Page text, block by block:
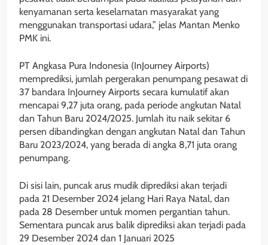
kenyamanan serta keselamatan masyarakat yang
menggunakan transportasi udara,” jelas Mantan Menko
PMK ini.
PT Angkasa Pura Indonesia (InJourney Airports)
memprediksi, jumlah pergerakan penumpang pesawat di
37 bandara InJourney Airports secara kumulatif akan
mencapai 9,27 juta orang, pada periode angkutan Natal
dan Tahun Baru 2024/2025. Jumlah itu naik sekitar 6
persen dibandingkan dengan angkutan Natal dan Tahun
Baru 2023/2024, yang berada di angka 8,71 juta orang
penumpang.
Di sisi lain, puncak arus mudik diprediksi akan terjadi
pada 21 Desember 2024 jelang Hari Raya Natal, dan
pada 28 Desember untuk momen pergantian tahun.
Sementara puncak arus balik diprediksi akan terjadi pada
29 Desember 2024 dan 1 Januari 2025